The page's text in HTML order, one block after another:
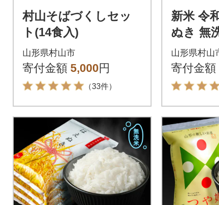
村山そばづくしセッ
ト(14食入)
山形県村山市
寄付金額 5,000円
（33件）
新米 令
ぬき 無
山形県村山
寄付金額